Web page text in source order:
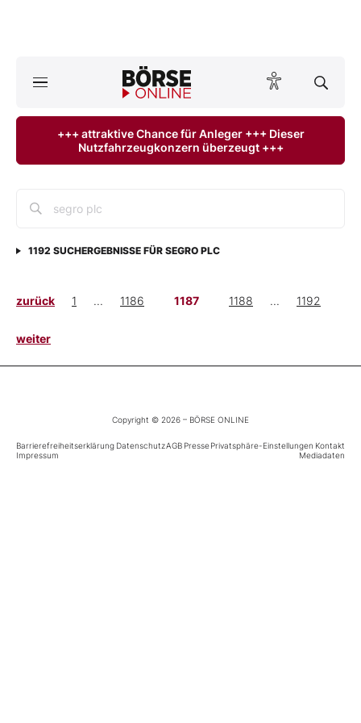
ktuelle Ausgabe BÖRSE ONLINE lesen
BO-Musterdepots
Mein Konto
+++ attraktive Chance für Anleger +++ Dieser
Nutzfahrzeugkonzern überzeugt +++
1192 SUCHERGEBNISSE FÜR SEGRO PLC
zurück 1 ... 1186 1187 1188 ... 1192
weiter
Copyright © 2026 – BÖRSE ONLINE
Barrierefreiheitserklärung DatenschutzAGB PressePrivatsphäre-Einstellungen Kontakt
Impressum
Mediadaten